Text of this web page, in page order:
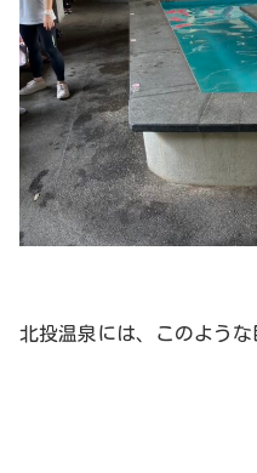
北投温泉には、このような